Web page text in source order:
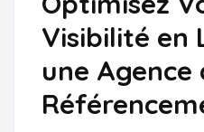
Visibilité en
une Agence